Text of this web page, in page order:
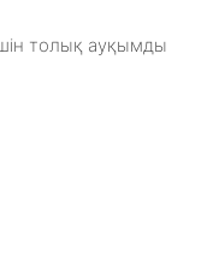
толық ауқымды